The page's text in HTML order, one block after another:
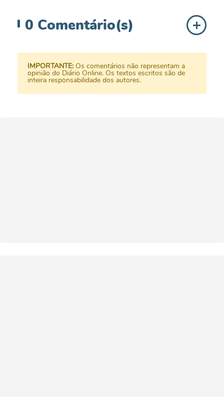
0 Comentário(s)
IMPORTANTE: Os comentários não representam a
opinião do Diário Online. Os textos escritos são de
inteira responsabilidade dos autores.